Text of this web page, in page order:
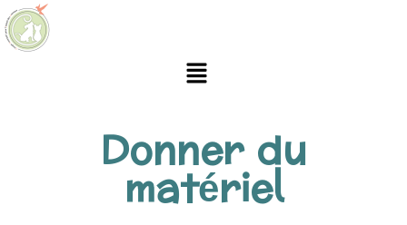
Donner du
matériel